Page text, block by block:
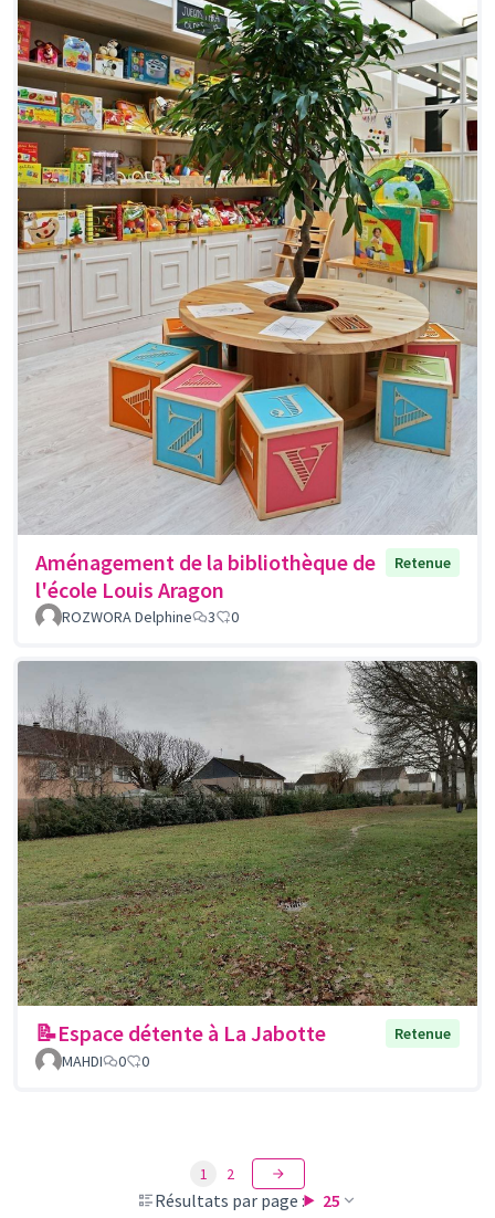
Aménagement de la bibliothèque de
l'école Louis Aragon
Retenue
ROZWORA Delphine 3 0
📝Espace détente à La Jabotte
Retenue
MAHDI
0 0
Résultats par page : 25
1 2